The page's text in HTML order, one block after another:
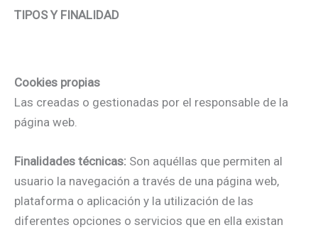
TIPOS Y FINALIDAD
Cookies propias
Las creadas o gestionadas por el responsable de la
página web.
Finalidades técnicas: Son aquéllas que permiten al
usuario la navegación a través de una página web,
plataforma o aplicación y la utilización de las
diferentes opciones o servicios que en ella existan